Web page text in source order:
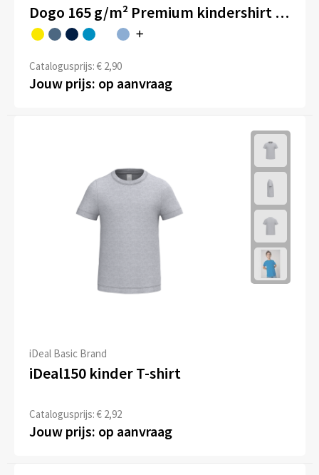
Dogo 165 g/m² Premium kindershirt met korte mouwen
Catalogusprijs: € 2,90
Jouw prijs: op aanvraag
iDeal Basic Brand
iDeal150 kinder T-shirt
Catalogusprijs: € 2,92
Jouw prijs: op aanvraag